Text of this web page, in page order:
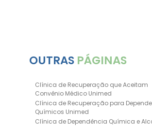
OUTRAS PÁGINAS
Clínica de Recuperação que Aceitam
Convênio Médico Unimed
Clínica de Recuperação para
Químicos Unimed
Clínica de Dependência Química e